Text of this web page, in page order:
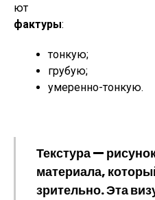
ют
фактуры:
тонкую;
грубую;
умеренно-тонкую.
Текстура—
материала,
зрительно. Эта